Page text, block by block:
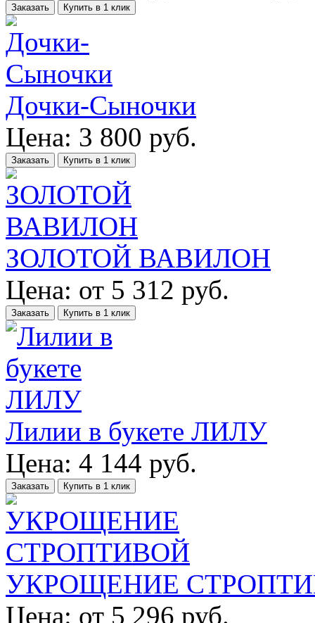
Заказать Купить в 1 клик
Дочки-Сыночки
Цена: 3 800 руб.
Заказать Купить в 1 клик
ЗОЛОТОЙ ВАВИЛОН
Цена: от 5 312 руб.
Заказать Купить в 1 клик
Лилии в букете ЛИЛУ
Цена: 4 144 руб.
Заказать Купить в 1 клик
УКРОЩЕНИЕ
Цена: от 5 296 руб.